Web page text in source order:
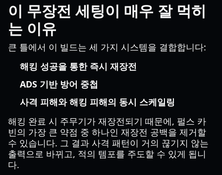
이 무장전 세팅이 매우 잘 먹히
는 이유
큰 틀에서 이 빌드는 세 가지 시스템을 결합합니다:
해킹 성공을 통한 즉시 재장전
ADS 기반 방어 중첩
사격 피해와 해킹 피해의 동시 스케일링
해킹 완료 시 주무기가 재장전되기 때문에, 펄스 카
빈의 가장 큰 약점 중 하나인 재장전 공백을 제거할
수 있습니다. 그 결과 사격 패턴이 거의 끊기지 않는
출력으로 바뀌고, 적의 템포를 주도할 수 있게 됩니
다.